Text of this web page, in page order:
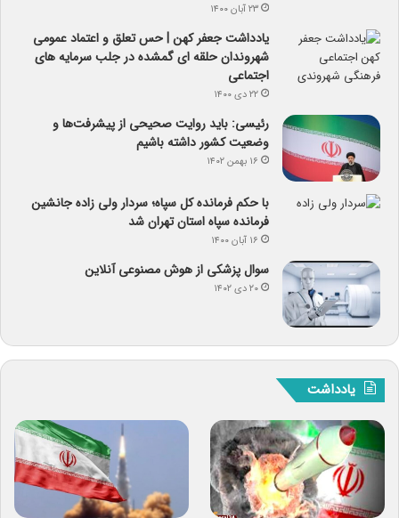
۲۳ آبان ۱۴۰۰
یادداشت جعفر کهن | حس تعلق و اعتماد عمومی
شهروندان حلقه ای گمشده در جلب سرمایه های
اجتماعی
۲۲ دی ۱۴۰۰
رئیسی: باید روایت صحیحی از پیشرفت‌ها و
وضعیت کشور داشته باشیم
۱۶ بهمن ۱۴۰۲
با حکم فرمانده کل سپاه؛ سردار ولی زاده جانشین
فرمانده سپاه استان تهران شد
۱۶ آبان ۱۴۰۰
سوال پزشکی از هوش مصنوعی آنلاین
۲۰ دی ۱۴۰۲
یادداشت